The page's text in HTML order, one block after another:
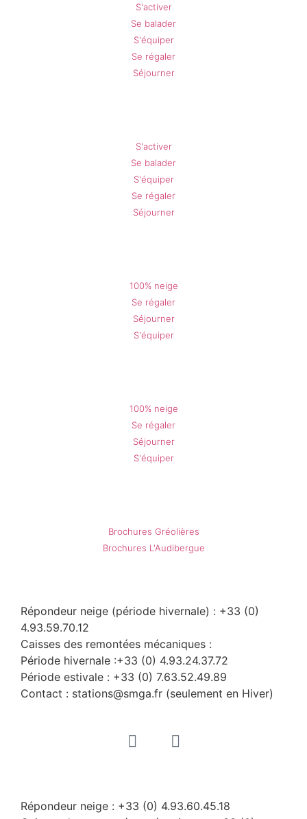
S'activer
Se balader
S'équiper
Se régaler
Séjourner
S'activer
Se balader
S'équiper
Se régaler
Séjourner
100% neige
Se régaler
Séjourner
S'équiper
100% neige
Se régaler
Séjourner
S'équiper
Brochures Gréolières
Brochures L'Audibergue
Répondeur neige (période hivernale) : +33 (0)
4.93.59.70.12
Caisses des remontées mécaniques :
Période hivernale :+33 (0) 4.93.24.37.72
Période estivale : +33 (0) 7.63.52.49.89
Contact : stations@smga.fr (seulement en Hiver)
Répondeur neige : +33 (0) 4.93.60.45.18